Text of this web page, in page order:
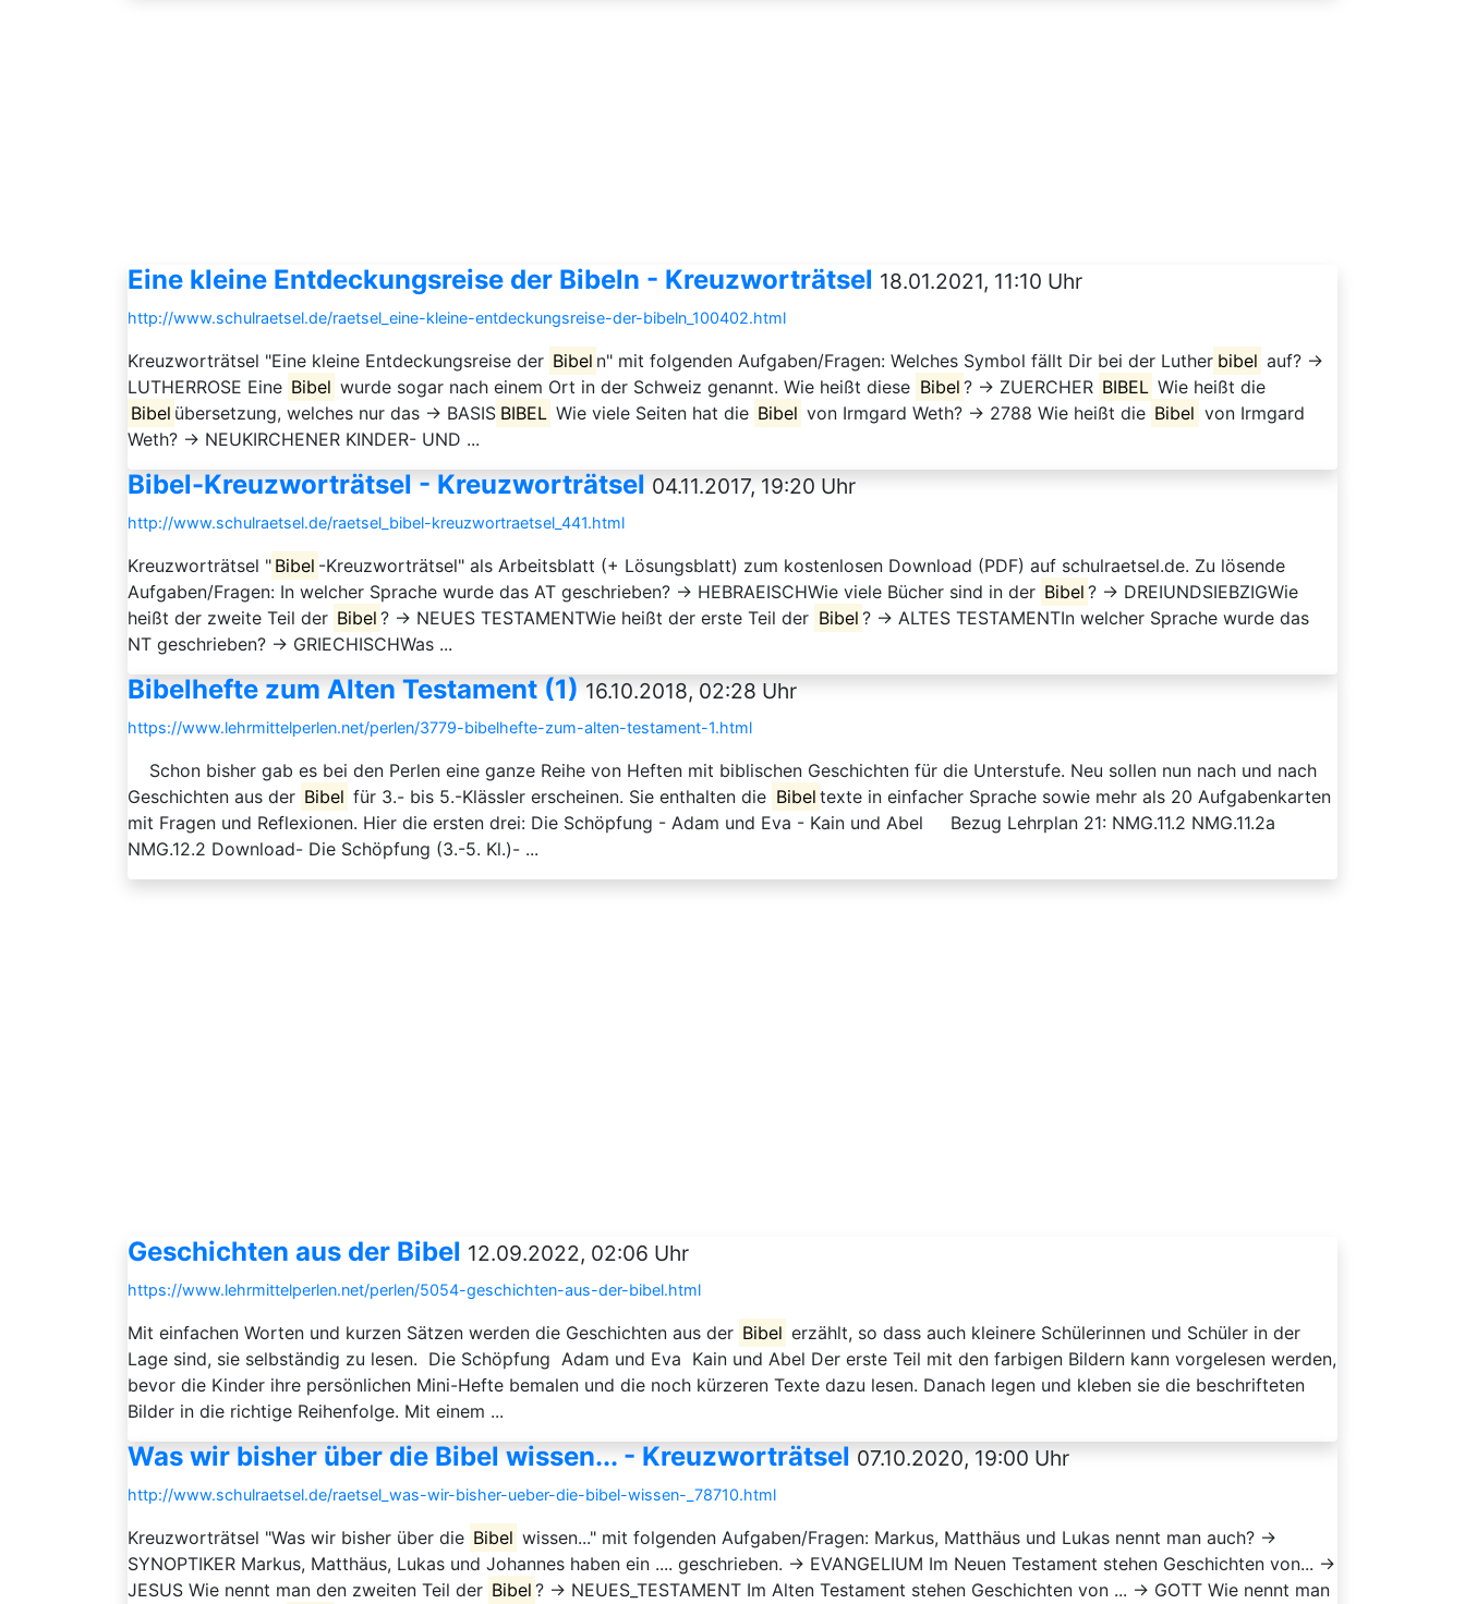
Eine kleine Entdeckungsreise der Bibeln - Kreuzworträtsel 18.01.2021, 11:10 Uhr
http://www.schulraetsel.de/raetsel_eine-kleine-entdeckungsreise-der-bibeln_100402.html
Kreuzworträtsel "Eine kleine Entdeckungsreise der Bibel n" mit folgenden Aufgaben/Fragen: Welches Symbol fällt Dir bei der Luther bibel auf? →
LUTHERROSE Eine Bibel wurde sogar nach einem Ort in der Schweiz genannt. Wie heißt diese Bibel ? → ZUERCHER BIBEL Wie heißt die
Bibel übersetzung, welches nur das → BASIS BIBEL Wie viele Seiten hat die Bibel von Irmgard Weth? → 2788 Wie heißt die Bibel von Irmgard
Weth? → NEUKIRCHENER KINDER- UND ...
Bibel-Kreuzworträtsel - Kreuzworträtsel 04.11.2017, 19:20 Uhr
http://www.schulraetsel.de/raetsel_bibel-kreuzwortraetsel_441.html
Kreuzworträtsel " Bibel -Kreuzworträtsel" als Arbeitsblatt (+ Lösungsblatt) zum kostenlosen Download (PDF) auf schulraetsel.de. Zu lösende
Aufgaben/Fragen: In welcher Sprache wurde das AT geschrieben? → HEBRAEISCHWie viele Bücher sind in der Bibel ? → DREIUNDSIEBZIGWie
heißt der zweite Teil der Bibel ? → NEUES TESTAMENTWie heißt der erste Teil der Bibel ? → ALTES TESTAMENTIn welcher Sprache wurde das
NT geschrieben? → GRIECHISCHWas ...
Bibelhefte zum Alten Testament (1) 16.10.2018, 02:28 Uhr
https://www.lehrmittelperlen.net/perlen/3779-bibelhefte-zum-alten-testament-1.html
Schon bisher gab es bei den Perlen eine ganze Reihe von Heften mit biblischen Geschichten für die Unterstufe. Neu sollen nun nach und nach
Geschichten aus der Bibel für 3.- bis 5.-Klässler erscheinen. Sie enthalten die Bibel texte in einfacher Sprache sowie mehr als 20 Aufgabenkarten
mit Fragen und Reflexionen. Hier die ersten drei: Die Schöpfung - Adam und Eva - Kain und Abel Bezug Lehrplan 21: NMG.11.2 NMG.11.2a
NMG.12.2 Download- Die Schöpfung (3.-5. Kl.)- ...
Geschichten aus der Bibel 12.09.2022, 02:06 Uhr
https://www.lehrmittelperlen.net/perlen/5054-geschichten-aus-der-bibel.html
Mit einfachen Worten und kurzen Sätzen werden die Geschichten aus der Bibel erzählt, so dass auch kleinere Schülerinnen und Schüler in der
Lage sind, sie selbständig zu lesen. Die Schöpfung Adam und Eva Kain und Abel Der erste Teil mit den farbigen Bildern kann vorgelesen werden,
bevor die Kinder ihre persönlichen Mini-Hefte bemalen und die noch kürzeren Texte dazu lesen. Danach legen und kleben sie die beschrifteten
Bilder in die richtige Reihenfolge. Mit einem ...
Was wir bisher über die Bibel wissen... - Kreuzworträtsel 07.10.2020, 19:00 Uhr
http://www.schulraetsel.de/raetsel_was-wir-bisher-ueber-die-bibel-wissen-_78710.html
Kreuzworträtsel "Was wir bisher über die Bibel wissen..." mit folgenden Aufgaben/Fragen: Markus, Matthäus und Lukas nennt man auch? →
SYNOPTIKER Markus, Matthäus, Lukas und Johannes haben ein .... geschrieben. → EVANGELIUM Im Neuen Testament stehen Geschichten von... →
JESUS Wie nennt man den zweiten Teil der Bibel ? → NEUES_TESTAMENT Im Alten Testament stehen Geschichten von ... → GOTT Wie nennt man